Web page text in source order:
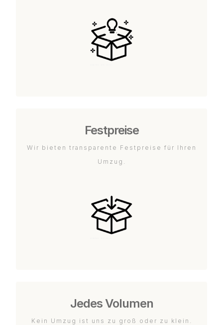
Festpreise
Wir bieten transparente Festpreise für Ihren
Umzug.
Jedes Volumen
Kein Umzug ist uns zu groß oder zu klein.